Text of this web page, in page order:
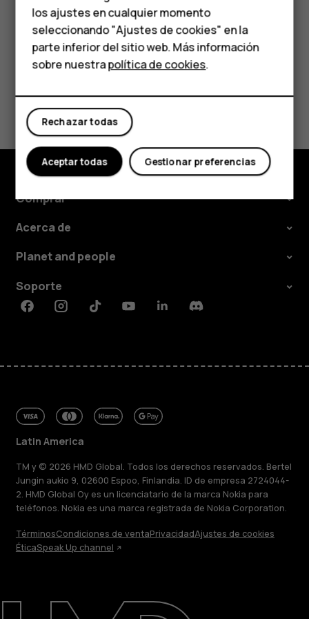
HMD Terra M
Comprar
Mi cuenta
Reparar, reutilizar, reciclar
Para rechazar una llamada, deslice hacia abajo.
¿Te ha parecido útil?
Sí No
Comprar
Acerca de
Planet and people
Soporte
FacebookInstagramTiktokYoutubeLinkedinDiscord
Latin America
TM y © 2026 HMD Global. Todos los derechos reservados. Bertel
Jungin aukio 9, 02600 Espoo, Finlandia. ID de empresa 2724044-
2. HMD Global Oy es un licenciatario de la marca Nokia para
teléfonos. Nokia es una marca registrada de Nokia Corporation.
TérminosCondiciones de ventaPrivacidadAjustes de cookies
ÉticaSpeak Up channel
los ajustes en cualquier momento
seleccionando "Ajustes de cookies" en la
parte inferior del sitio web. Más información
sobre nuestrapolítica de cookies.
Rechazar todas
Gestionar preferencias
Aceptar todas